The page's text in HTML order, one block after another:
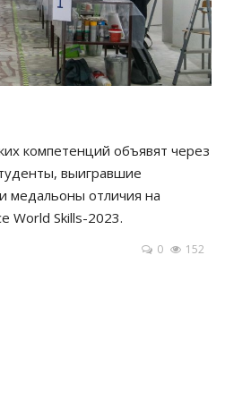
компетенций объявят через
выигравшие
медальоны отличия на
World Skills-2023.
0 152